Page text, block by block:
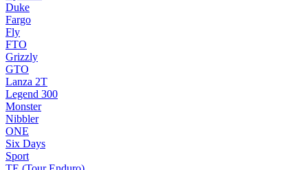
Duke
Fargo
Fly
FTO
Grizzly
GTO
Lanza 2T
Legend 300
Monster
Nibbler
ONE
Six Days
Sport